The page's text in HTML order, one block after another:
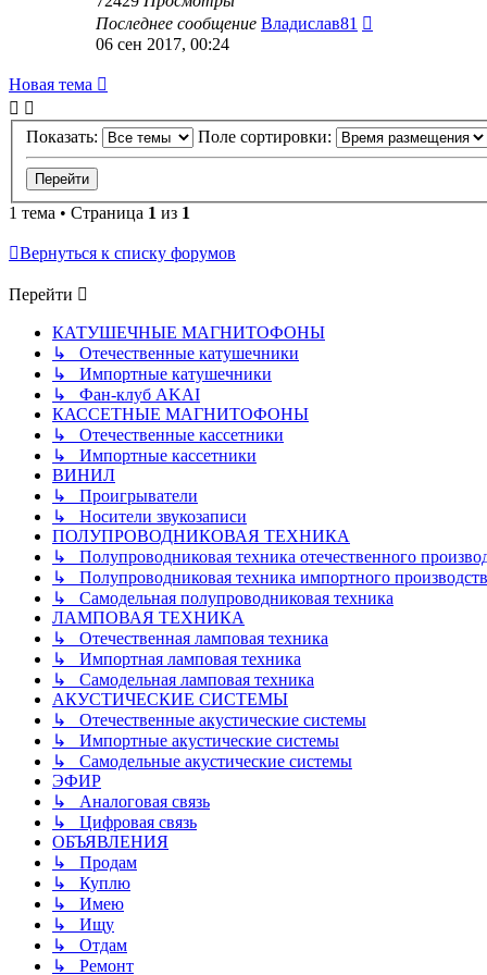
Последнее сообщение Владислав81
06 сен 2017, 00:24
Новая тема
Показать: Поле сортировки:
1 тема • Страница 1 из 1
Вернуться к списку форумов
Перейти
КАТУШЕЧНЫЕ МАГНИТОФОНЫ
↳ Отечественные катушечники
↳ Импортные катушечники
↳ Фан-клуб AKAI
КАССЕТНЫЕ МАГНИТОФОНЫ
↳ Отечественные кассетники
↳ Импортные кассетники
ВИНИЛ
↳ Проигрыватели
↳ Носители звукозаписи
ПОЛУПРОВОДНИКОВАЯ ТЕХНИКА
↳ Полупроводниковая техника отечественного
↳ Полупроводниковая техника импортного
↳ Самодельная полупроводниковая техника
ЛАМПОВАЯ ТЕХНИКА
↳ Отечественная ламповая техника
↳ Импортная ламповая техника
↳ Самодельная ламповая техника
АКУСТИЧЕСКИЕ СИСТЕМЫ
↳ Отечественные акустические системы
↳ Импортные акустические системы
↳ Самодельные акустические системы
ЭФИР
↳ Аналоговая связь
↳ Цифровая связь
ОБЪЯВЛЕНИЯ
↳ Продам
↳ Куплю
↳ Имею
↳ Ищу
↳ Отдам
↳ Ремонт